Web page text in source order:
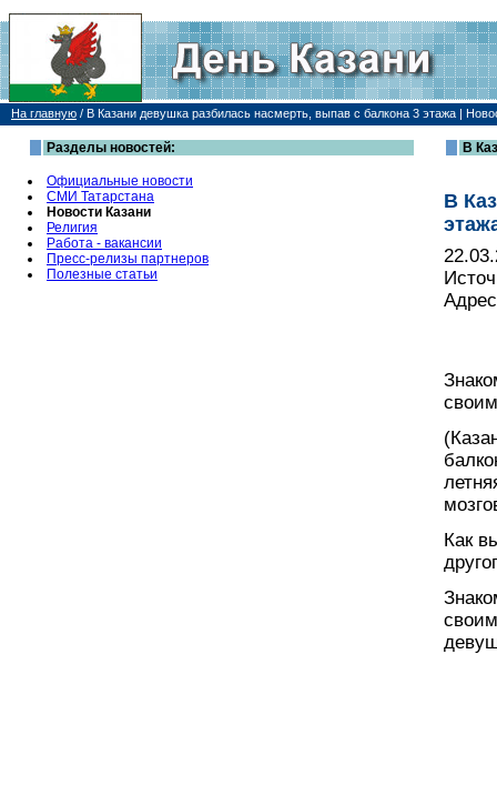
На главную / В Казани девушка разбилась насмерть, выпав с балкона 3 этажа |
Разделы новостей:
Официальные новости
СМИ Татарстана
Новости Казани
Религия
Работа - вакансии
Пресс-релизы партнеров
Полезные статьи
В
В
Как